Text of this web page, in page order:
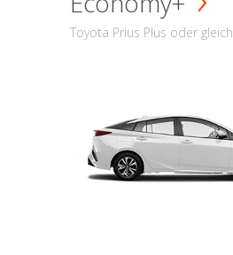
Toyota Prius Plus oder